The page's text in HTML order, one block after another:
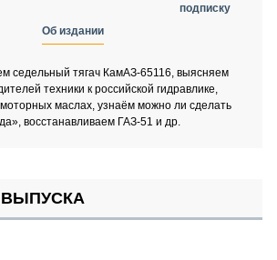
седельный тягач КамАЗ-65116, выясняем
техники к российской гидравлике,
маслах, узнаём можно ли сделать
восстанавливаем ГАЗ-51 и др.
подписку
Об издании
ВЫПУСКА